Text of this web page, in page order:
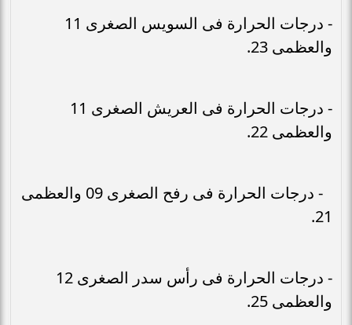
- درجات الحرارة فى السويس الصغرى 11
والعظمى 23.
- درجات الحرارة فى العريش الصغرى 11
والعظمى 22.
- درجات الحرارة فى رفح الصغرى 09 والعظمى
21.
- درجات الحرارة فى رأس سدر الصغرى 12
والعظمى 25.